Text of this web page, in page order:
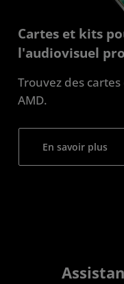
Cartes et kits
l'audiovisuel
Trouvez des
AMD.
En savoir plus